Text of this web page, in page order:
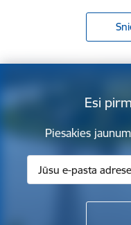
Esi
Piesakies